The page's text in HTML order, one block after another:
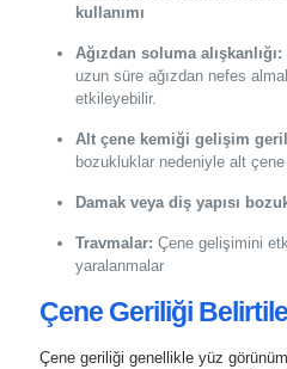
kullanımı
Ağızdan soluma alışkanlığı:
uzun süre ağızdan nefes
etkileyebilir.
Alt çene kemiği gelişim
bozukluklar nedeniyle alt
Damak veya diş yapısı
Travmalar: Çene gelişimini
yaralanmalar
Çene Geriliği
Çene geriliği genellikle yüz